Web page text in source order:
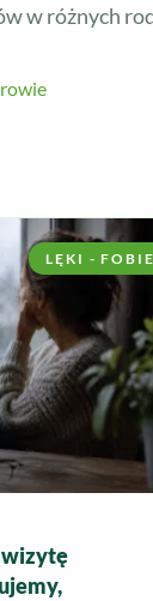
w różnych
LĘKI - FOBIE
wizytę